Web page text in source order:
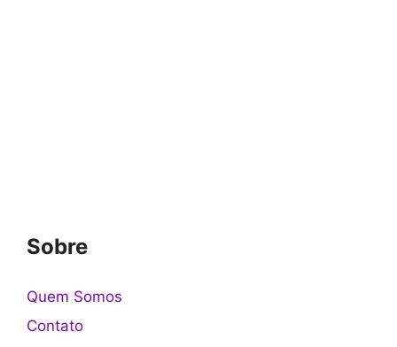
Sobre
Quem Somos
Contato